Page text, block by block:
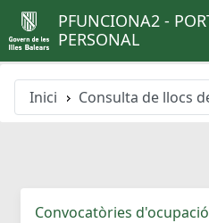
PFUNCIONA2 -
PERSONAL
Inici Consulta de llocs
Convocatòries